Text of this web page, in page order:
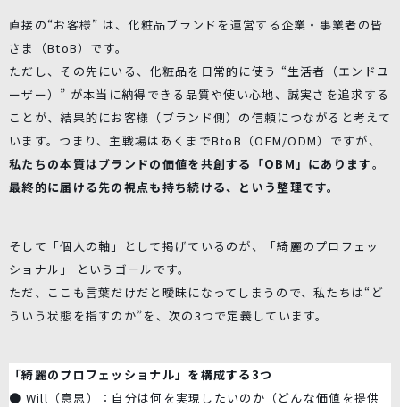
直接の“お客様” は、化粧品ブランドを運営する企業・事業者の皆
さま（BtoB）です。
ただし、その先にいる、化粧品を日常的に使う “生活者（エンドユ
ーザー）” が本当に納得できる品質や使い心地、誠実さを追求する
ことが、結果的にお客様（ブランド側）の信頼につながると考えて
います。つまり、主戦場はあくまでBtoB（OEM/ODM）ですが、
私たちの本質はブランドの価値を共創する「OBM」にあります。
最終的に届ける先の視点も持ち続ける、という整理です。
そして「個人の軸」として掲げているのが、「綺麗のプロフェッ
ショナル」 というゴールです。
ただ、ここも言葉だけだと曖昧になってしまうので、私たちは“ど
ういう状態を指すのか”を、次の3つで定義しています。
「綺麗のプロフェッショナル」を構成する3つ
● Will（意思）：自分は何を実現したいのか（どんな価値を提供